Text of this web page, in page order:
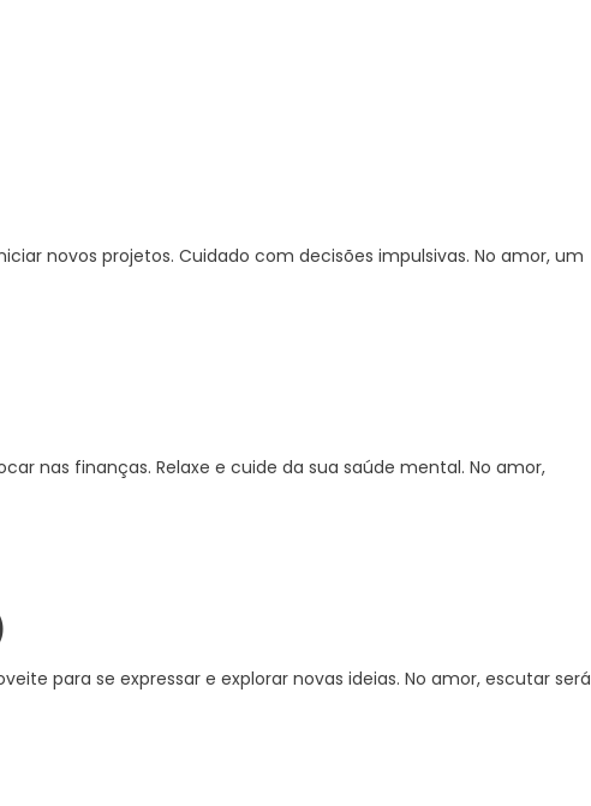
seu
novos projetos. Cuidado com decisões impulsivas. No amor, um
nas finanças. Relaxe e cuide da sua saúde mental. No amor,
para se expressar e explorar novas ideias. No amor, escutar será